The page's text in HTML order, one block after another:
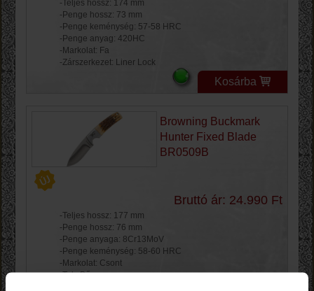
-Teljes hossz: 174 mm
-Penge hossz: 73 mm
-Penge keménység: 57-58 HRC
-Penge anyag: 420HC
-Markolat: Fa
-Zárszerkezet: Liner Lock
Kosárba
Browning Buckmark
Hunter Fixed Blade
BR0509B
Bruttó ár: 24.990 Ft
-Teljes hossz: 177 mm
-Penge hossz: 76 mm
-Penge anyaga: 8Cr13MoV
-Penge keménység: 58-60 HRC
-Markolat: Csont
-Tok: Bőr